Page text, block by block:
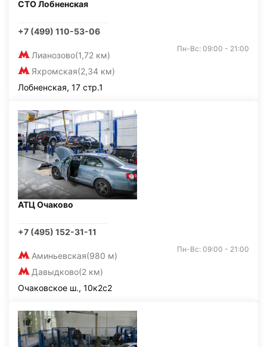
СТО Лобненская
+7 (499) 110-53-06
Лианозово(1,72 км)
Яхромская(2,34 км)
Пн-Вс: 09:00 - 21:00
Лобненская, 17 стр.1
АТЦ Очаково
+7 (495) 152-31-11
Аминьевская(980 м)
Давыдково(2 км)
Пн-Вс: 09:00 - 21:00
Очаковское ш., 10к2с2